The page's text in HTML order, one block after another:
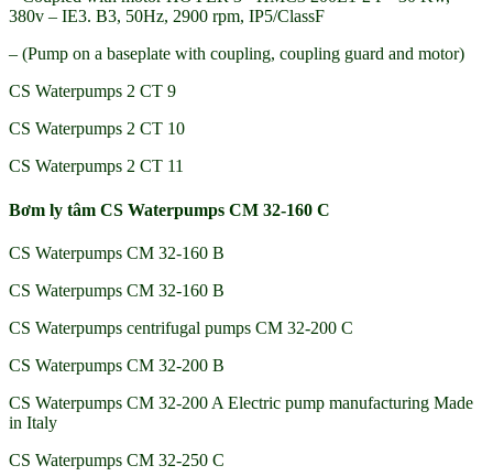
380v – IE3. B3, 50Hz, 2900 rpm, IP5/ClassF
– (Pump on a baseplate with coupling, coupling guard and motor)
CS Waterpumps 2 CT 9
CS Waterpumps 2 CT 10
CS Waterpumps 2 CT 11
Bơm ly tâm CS Waterpumps CM 32-160 C
CS Waterpumps CM 32-160 B
CS Waterpumps CM 32-160 B
CS Waterpumps centrifugal pumps CM 32-200 C
CS Waterpumps CM 32-200 B
CS Waterpumps CM 32-200 A Electric pump manufacturing Made
in Italy
CS Waterpumps CM 32-250 C